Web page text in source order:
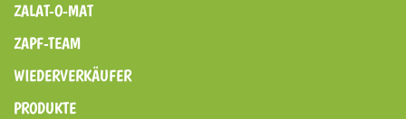
ZALAT-O-MAT
ZAPF-TEAM
WIEDERVERKÄUFER
PRODUKTE